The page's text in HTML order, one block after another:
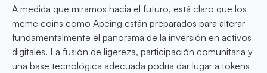
A medida que miramos hacia el futuro, está claro que los
meme coins como Apeing están preparados para alterar
fundamentalmente el panorama de la inversión en activos
digitales. La fusión de ligereza, participación comunitaria y
una base tecnológica adecuada podría dar lugar a tokens